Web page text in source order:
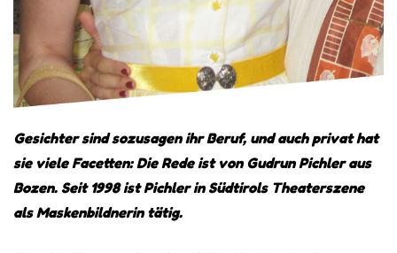
Gesichter sind sozusagen ihr Beruf, und auch privat hat
sie viele Facetten: Die Rede ist von Gudrun Pichler aus
Bozen. Seit 1998 ist Pichler in Südtirols Theaterszene
als Maskenbildnerin tätig.